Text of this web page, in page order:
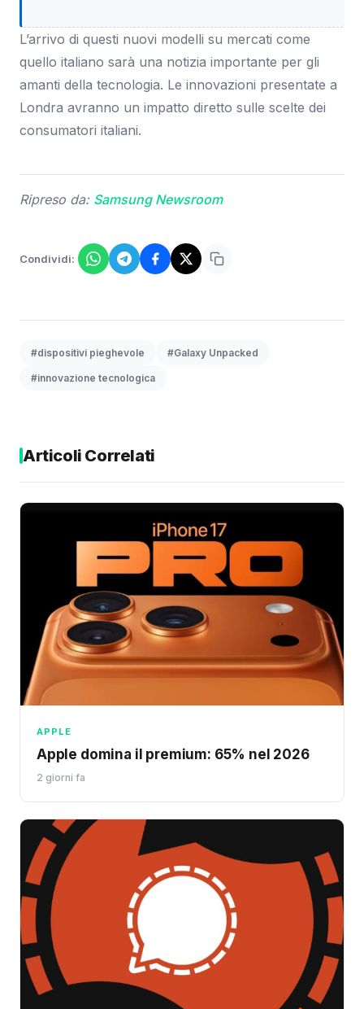
L’arrivo di questi nuovi modelli su mercati come
quello italiano sarà una notizia importante per gli
amanti della tecnologia. Le innovazioni presentate a
Londra avranno un impatto diretto sulle scelte dei
consumatori italiani.
Ripreso da: Samsung Newsroom
Condividi:
#dispositivi pieghevole #Galaxy Unpacked
#innovazione tecnologica
Articoli Correlati
APPLE
Apple domina il premium: 65% nel 2026
2 giorni fa